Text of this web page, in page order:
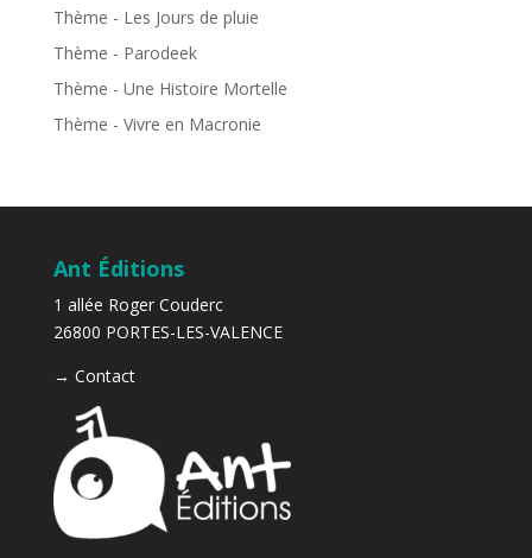
Thème - Les Jours de pluie
Thème - Parodeek
Thème - Une Histoire Mortelle
Thème - Vivre en Macronie
Ant Éditions
1 allée Roger Couderc
26800 PORTES-LES-VALENCE
→ Contact